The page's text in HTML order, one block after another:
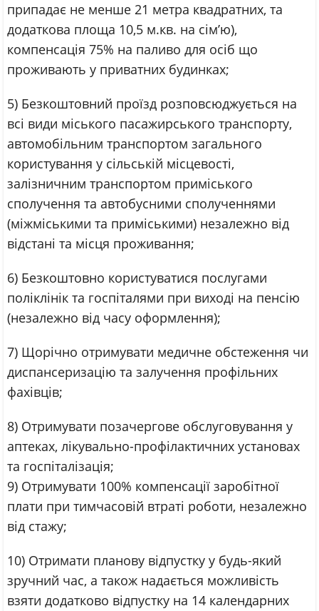
припадає не менше 21 метра квадратних, та
додаткова площа 10,5 м.кв. на сім’ю),
компенсація 75% на паливо для осіб що
проживають у приватних будинках;
5) Безкоштовний проїзд розповсюджується на
всі види міського пасажирського транспорту,
автомобільним транспортом загального
користування у сільській місцевості,
залізничним транспортом приміського
сполучення та автобусними сполученнями
(міжміськими та приміськими) незалежно від
відстані та місця проживання;
6) Безкоштовно користуватися послугами
поліклінік та госпіталями при виході на пенсію
(незалежно від часу оформлення);
7) Щорічно отримувати медичне обстеження чи
диспансеризацію та залучення профільних
фахівців;
8) Отримувати позачергове обслуговування у
аптеках, лікувально-профілактичних установах
та госпіталізація;
9) Отримувати 100% компенсації заробітної
плати при тимчасовій втраті роботи, незалежно
від стажу;
10) Отримати планову відпустку у будь-який
зручний час, а також надається можливість
взяти додатково відпустку на 14 календарних